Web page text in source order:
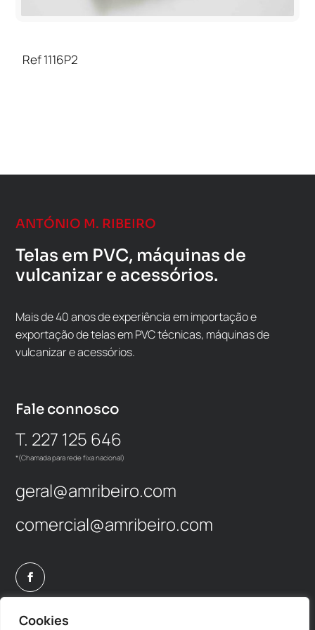
Cookies
Ref 1116P2
ANTÓNIO M. RIBEIRO
Telas em PVC, máquinas de
vulcanizar e acessórios.
Mais de 40 anos de experiência em importação e
exportação de telas em PVC técnicas, máquinas de
vulcanizar e acessórios.
Fale connosco
T. 227 125 646
*(Chamada para rede fixa nacional)
geral@amribeiro.com
comercial@amribeiro.com